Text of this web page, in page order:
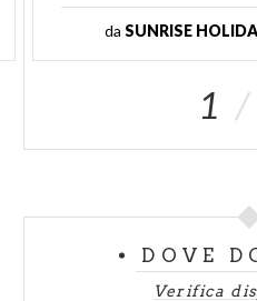
da SUNRISE
1
DOVE
Verifica